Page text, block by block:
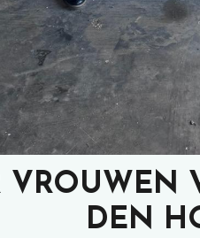
VROUWEN
DEN